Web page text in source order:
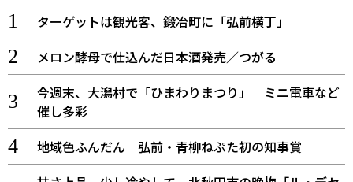
ターゲットは観光客、鍛冶町に「弘前横丁」
メロン酵母で仕込んだ日本酒発売／つがる
今週末、大潟村で「ひまわりまつり」 ミニ電車など
催し多彩
地域色ふんだん 弘前・青柳ねぷた初の知事賞